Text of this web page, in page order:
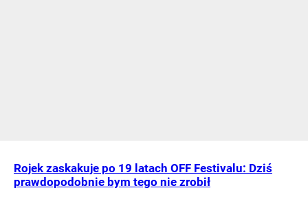
Rojek zaskakuje po 19 latach OFF Festivalu: Dziś
prawdopodobnie bym tego nie zrobił